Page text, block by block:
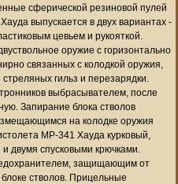
сферической резиновой пулей
выпускается в двух вариантах -
цевьем и рукояткой.
оружие с горизонтально
связанных с колодкой оружия,
гильз и перезарядки.
выбрасывателем, после
Запирание блока стволов
на колодке оружия
МР-341 Хауда курковый,
двумя спусковыми крючками.
защищающим от
стволов. Прицельные